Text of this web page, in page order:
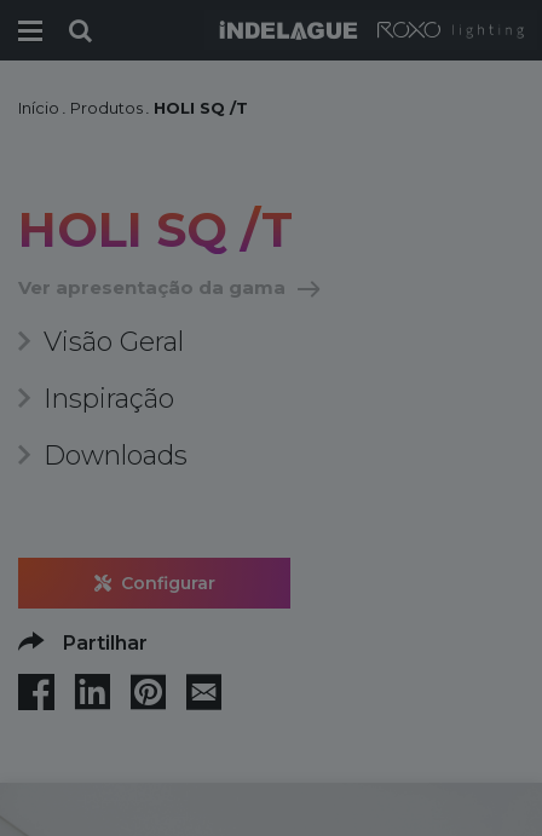
Início Produtos HOLI SQ /T
HOLI SQ /T
Ver apresentação da gama
Visão Geral
Inspiração
Downloads
Configurar
Partilhar